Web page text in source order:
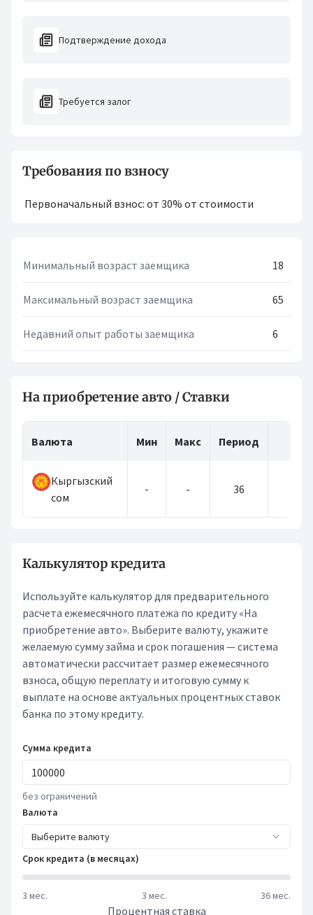
Подтверждение дохода
Требуется залог
Требования по взносу
Первоначальный взнос: от 30% от стоимости
Минимальный возраст заемщика 18
Максимальный возраст заемщика 65
Недавний опыт работы заемщика 6
На приобретение авто / Ставки
Валюта Мин Макс Период
Кыргызский
сом
- - 36
Калькулятор кредита
Используйте калькулятор для предварительного
расчета ежемесячного платежа по кредиту «На
приобретение авто». Выберите валюту, укажите
желаемую сумму займа и срок погашения — система
автоматически рассчитает размер ежемесячного
взноса, общую переплату и итоговую сумму к
выплате на основе актуальных процентных ставок
банка по этому кредиту.
Сумма кредита
без ограничений
Валюта
Выберите валюту
Срок кредита (в месяцах)
3 мес. 3 мес. 36 мес.
Процентная ставка